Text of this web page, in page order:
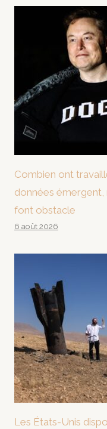
Combien ont
données émergent,
font obstacle
6 août 2026
Les États-Unis